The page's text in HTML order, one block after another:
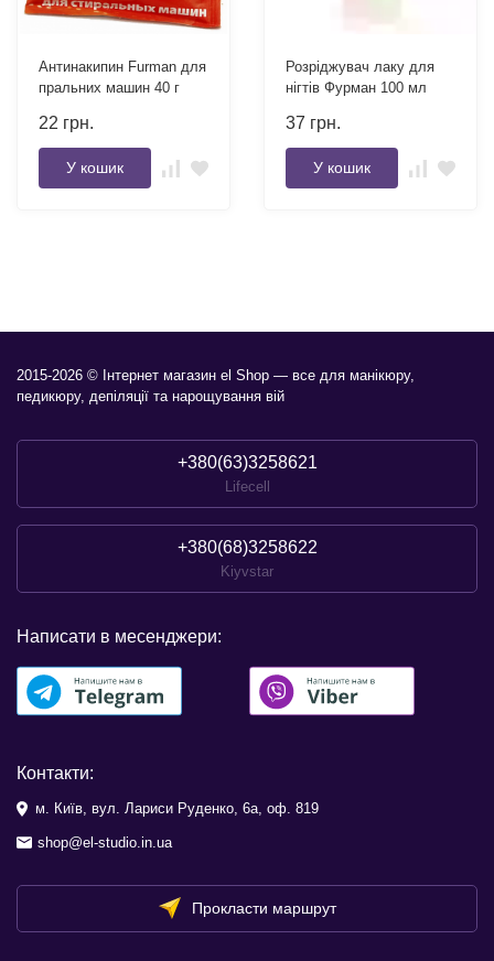
Антинакипин Furman для
пральних машин 40 г
22 грн.
У кошик
Розріджувач лаку для
нігтів Фурман 100 мл
37 грн.
У кошик
2015-2026 © Інтернет магазин el Shop — все для манікюру,
педикюру, депіляції та нарощування вій
+380(63)3258621
Lifecell
+380(68)3258622
Kiyvstar
Написати в месенджери:
Контакти:
м. Київ, вул. Лариси Руденко, 6а, оф. 819
shop@el-studio.in.ua
Прокласти маршрут